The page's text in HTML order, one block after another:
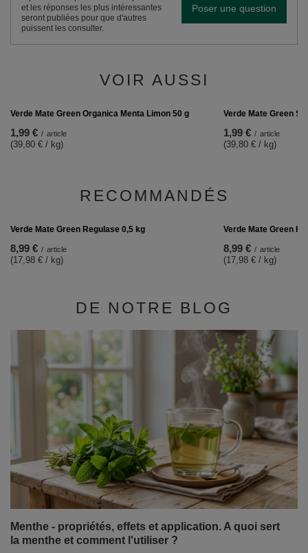
et les réponses les plus intéressantes
seront publiées pour que d'autres
puissent les consulter.
Poser une question
VOIR AUSSI
Verde Mate Green Organica Menta Limon 50 g
Verde Mate Green
1,99 € / article
(39,80 € / kg)
Verde Mate Green Regulase 0,5 kg
(17,98 € / kg)
Verde Mate Green
8,99 € / article
(17,98 € / kg)